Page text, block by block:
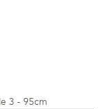
3 - 95cm